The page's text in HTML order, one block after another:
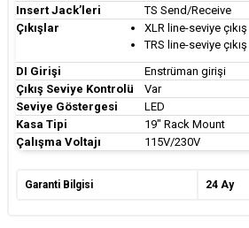
Insert Jack’leri
TS Send/Receive
Çıkışlar
XLR line-seviye çıkış
TRS line-seviye çıkış
DI Girişi
Enstrüman girişi
Çıkış Seviye Kontrolü
Var
Seviye Göstergesi
LED
Kasa Tipi
19" Rack Mount
Çalışma Voltajı
115V/230V
Garanti Bilgisi 24 Ay